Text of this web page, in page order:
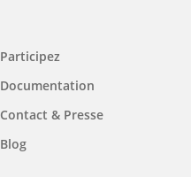
Participez
Documentation
Contact & Presse
Blog